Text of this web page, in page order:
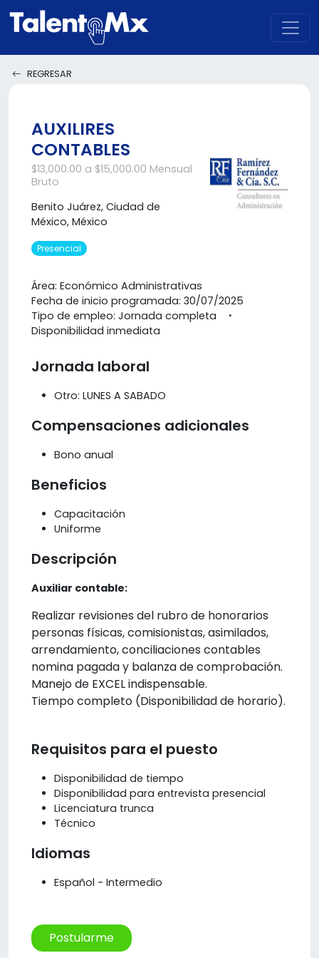
REGRESAR
AUXILIRES
CONTABLES
$13,000.00 a $15,000.00 Mensual
Bruto
Benito Juárez, Ciudad de
México, México
Presencial
Área: Económico Administrativas
Fecha de inicio programada: 30/07/2025
Tipo de empleo: Jornada completa
Disponibilidad inmediata
Jornada laboral
Otro: LUNES A SABADO
Compensaciones adicionales
Bono anual
Beneficios
Capacitación
Uniforme
Descripción
Auxiliar contable:
Realizar revisiones del rubro de honorarios
personas físicas, comisionistas, asimilados,
arrendamiento, conciliaciones contables
nomina pagada y balanza de comprobación.
Manejo de EXCEL indispensable.
Tiempo completo (Disponibilidad de horario).
Requisitos para el puesto
Disponibilidad de tiempo
Disponibilidad para entrevista presencial
Licenciatura trunca
Técnico
Idiomas
Español - Intermedio
Postularme